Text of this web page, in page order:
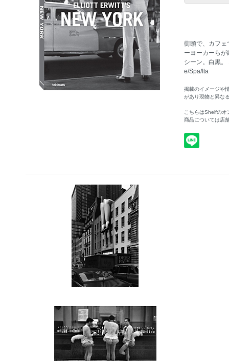
街頭で、カフェ
ーヨーカーら
シーン。白黒
e/Spa/Ita
掲載のイメージや
があり現物と異な
こちらはShelfのオ
商品については店